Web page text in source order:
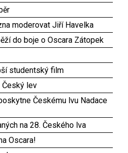
moderovat Jiří Havelka
do boje o Oscara Zátopek
studentský film
Český lev
Českému lvu Nadace
na 28. Českého lva
Oscara!